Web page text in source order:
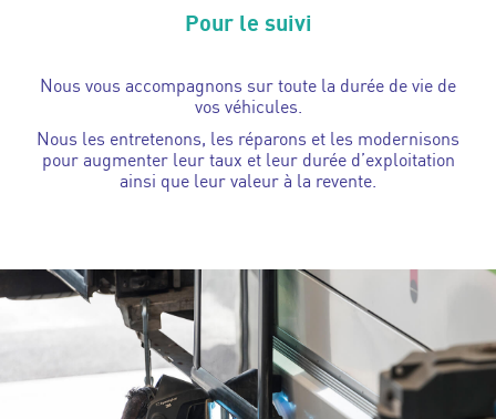
Pour le suivi
Nous vous accompagnons sur toute la durée de vie de
vos véhicules.
Nous les entretenons, les réparons et les modernisons
pour augmenter leur taux et leur durée d’exploitation
ainsi que leur valeur à la revente.